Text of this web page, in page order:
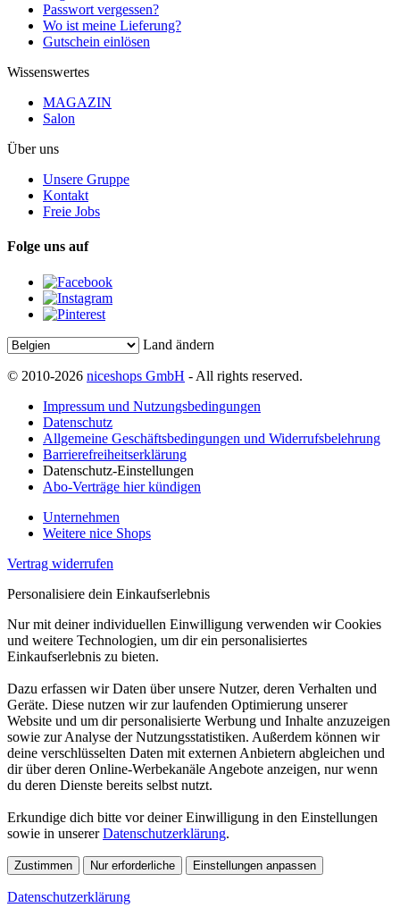
Passwort vergessen?
Wo ist meine Lieferung?
Gutschein einlösen
Wissenswertes
MAGAZIN
Salon
Über uns
Unsere Gruppe
Kontakt
Freie Jobs
Folge uns auf
Land ändern
© 2010-2026 niceshops GmbH - All rights reserved.
Impressum und Nutzungsbedingungen
Datenschutz
Allgemeine Geschäftsbedingungen und Widerrufsbelehrung
Barrierefreiheitserklärung
Datenschutz-Einstellungen
Abo-Verträge hier kündigen
Unternehmen
Weitere nice Shops
Vertrag widerrufen
Personalisiere dein Einkaufserlebnis
Nur mit deiner individuellen Einwilligung verwenden wir Cookies
und weitere Technologien, um dir ein personalisiertes
Einkaufserlebnis zu bieten.
Dazu erfassen wir Daten über unsere Nutzer, deren Verhalten und
Geräte. Diese nutzen wir zur laufenden Optimierung unserer
Website und um dir personalisierte Werbung und Inhalte anzuzeigen
sowie zur Analyse der Nutzungsstatistiken. Außerdem können wir
deine verschlüsselten Daten mit externen Anbietern abgleichen und
dir über deren Online-Werbekanäle Angebote anzeigen, nur wenn
du deren Dienste bereits selbst nutzt.
Erkundige dich bitte vor deiner Einwilligung in den Einstellungen
sowie in unsererDatenschutzerklärung.
Zustimmen Nur erforderliche Einstellungen anpassen
Datenschutzerklärung